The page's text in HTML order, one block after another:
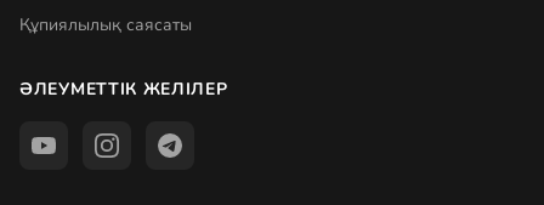
Құпиялылық саясаты
ӘЛЕУМЕТТІК ЖЕЛІЛЕР